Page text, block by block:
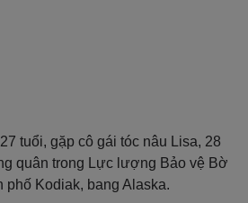
tuổi, gặp cô gái tóc nâu Lisa, 28
quân trong Lực lượng Bảo vệ Bờ
Kodiak, bang Alaska.